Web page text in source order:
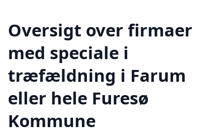
Oversigt over firmaer
med speciale i
træfældning i Farum
eller hele Furesø
Kommune